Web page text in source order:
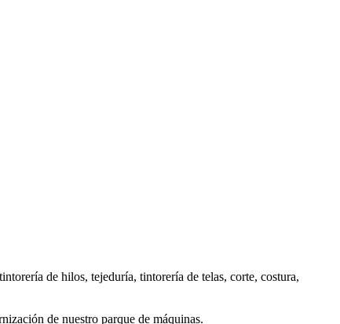
de hilos, tejeduría, tintorería de telas, corte, costura,
de nuestro parque de máquinas.